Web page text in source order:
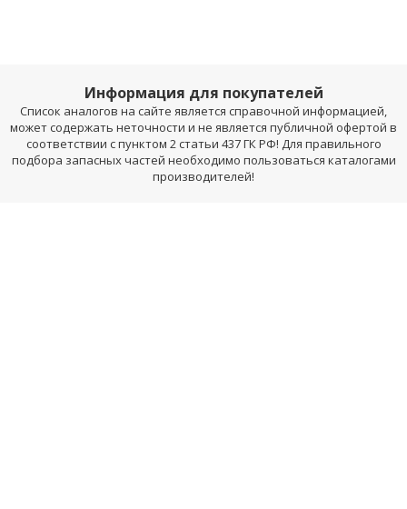
Информация для покупателей
Список аналогов на сайте является справочной информацией,
может содержать неточности и не является публичной офертой в
соответствии с пунктом 2 статьи 437 ГК РФ! Для правильного
подбора запасных частей необходимо пользоваться каталогами
производителей!